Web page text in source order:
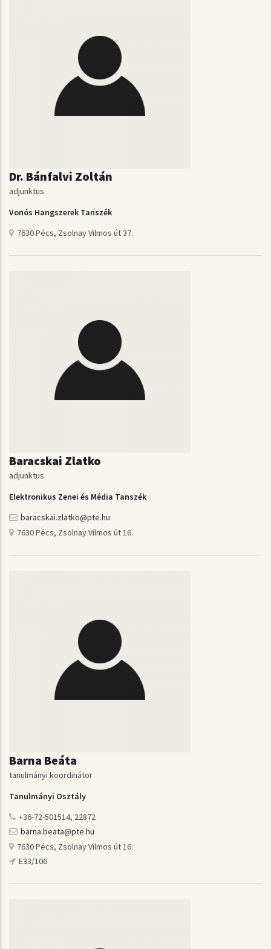
Dr. Bánfalvi Zoltán
adjunktus
Vonós Hangszerek Tanszék
7630 Pécs, Zsolnay Vilmos út 37.
Baracskai Zlatko
adjunktus
Elektronikus Zenei és Média Tanszék
baracskai.zlatko@pte.hu
7630 Pécs, Zsolnay Vilmos út 16.
Barna Beáta
tanulmányi koordinátor
Tanulmányi Osztály
+36-72-501514, 22872
barna.beata@pte.hu
7630 Pécs, Zsolnay Vilmos út 16.
E33/106